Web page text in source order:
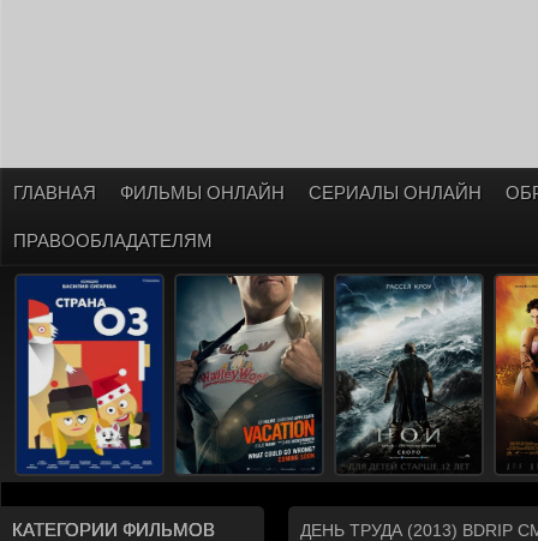
ГЛАВНАЯ ФИЛЬМЫ ОНЛАЙН СЕРИАЛЫ ОНЛАЙН
ПРАВООБЛАДАТЕЛЯМ
КАТЕГОРИИ ФИЛЬМОВ ДЕНЬ ТРУДА (2013)